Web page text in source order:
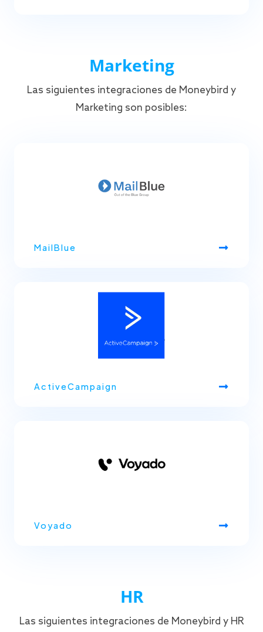
Marketing
Las siguientes integraciones de Moneybird y
Marketing son posibles:
MailBlue
ActiveCampaign
Voyado
HR
Las siguientes integraciones de Moneybird y HR